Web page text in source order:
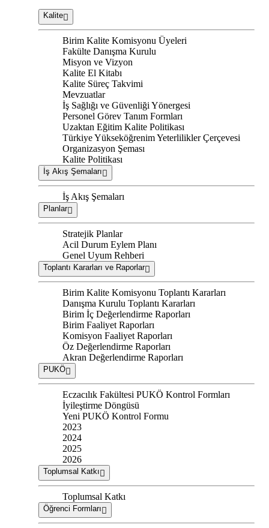
Kalite
Birim Kalite Komisyonu Üyeleri
Fakülte Danışma Kurulu
Misyon ve Vizyon
Kalite El Kitabı
Kalite Süreç Takvimi
Mevzuatlar
İş Sağlığı ve Güvenliği Yönergesi
Personel Görev Tanım Formları
Uzaktan Eğitim Kalite Politikası
Türkiye Yükseköğrenim Yeterlilikler Çerçevesi
Organizasyon Şeması
Kalite Politikası
İş Akış Şemaları
İş Akış Şemaları
Planlar
Stratejik Planlar
Acil Durum Eylem Planı
Genel Uyum Rehberi
Toplantı Kararları ve Raporlar
Birim Kalite Komisyonu Toplantı Kararları
Danışma Kurulu Toplantı Kararları
Birim İç Değerlendirme Raporları
Birim Faaliyet Raporları
Komisyon Faaliyet Raporları
Öz Değerlendirme Raporları
Akran Değerlendirme Raporları
PUKÖ
Eczacılık Fakültesi PUKÖ Kontrol Formları
İyileştirme Döngüsü
Yeni PUKÖ Kontrol Formu
2023
2024
2025
2026
Toplumsal Katkı
Toplumsal Katkı
Öğrenci Formları